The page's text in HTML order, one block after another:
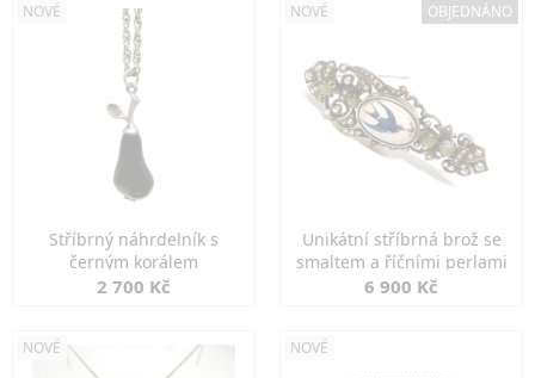
NOVÉ
Stříbrný náhrdelník s
černým korálem
2 700 Kč
NOVÉ OBJEDNÁNO
Unikátní stříbrná brož se
smaltem a říčními perlami
6 900 Kč
NOVÉ NOVÉ